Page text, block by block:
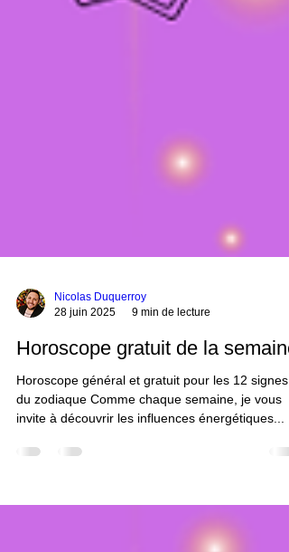
28 juin 2025
9 min de lecture
Horoscope gratuit de la semaine
Horoscope général et gratuit pour les 12 signes
invite à découvrir les influences énergétiques...